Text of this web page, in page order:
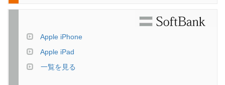
Apple iPhone
Apple iPad
一覧を見る